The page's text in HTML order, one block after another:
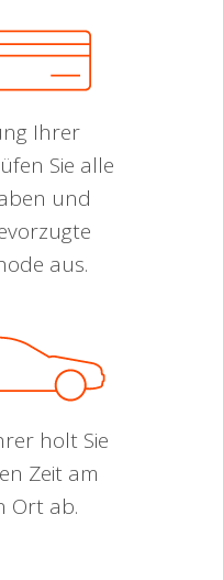
Ihrer
Sie alle
und
aus.
holt Sie
Zeit am
Ort ab.